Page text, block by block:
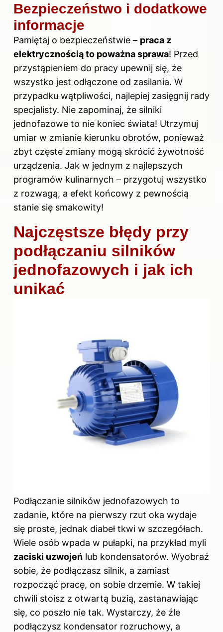
Bezpieczeństwo i dodatkowe
informacje
Pamiętaj o bezpieczeństwie – praca z
elektrycznością to poważna sprawa! Przed
przystąpieniem do pracy upewnij się, że
wszystko jest odłączone od zasilania. W
przypadku wątpliwości, najlepiej zasięgnij rady
specjalisty. Nie zapominaj, że silniki
jednofazowe to nie koniec świata! Utrzymuj
umiar w zmianie kierunku obrotów, ponieważ
zbyt częste zmiany mogą skrócić żywotność
urządzenia. Jak w jednym z najlepszych
programów kulinarnych – przygotuj wszystko
z rozwagą, a efekt końcowy z pewnością
stanie się smakowity!
Najczęstsze błędy przy
podłączaniu silników
jednofazowych i jak ich
unikać
Podłączanie silników jednofazowych to
zadanie, które na pierwszy rzut oka wydaje
się proste, jednak diabeł tkwi w szczegółach.
Wiele osób wpada w pułapki, na przykład myli
zaciski uzwojeń lub kondensatorów. Wyobraź
sobie, że podłączasz silnik, a zamiast
rozpocząć pracę, on sobie drzemie. W takiej
chwili stoisz z otwartą buzią, zastanawiając
się, co poszło nie tak. Wystarczy, że źle
podłączysz kondensator rozruchowy, a